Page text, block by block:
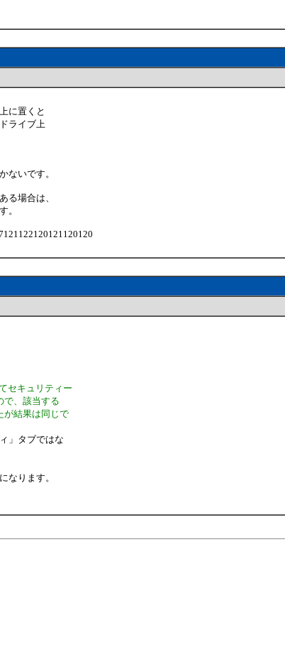
に置くと
ライブ上
ないです。
る場合は、
。
セキュリティー
で、該当する
が結果は同じで
」タブではな
なります。